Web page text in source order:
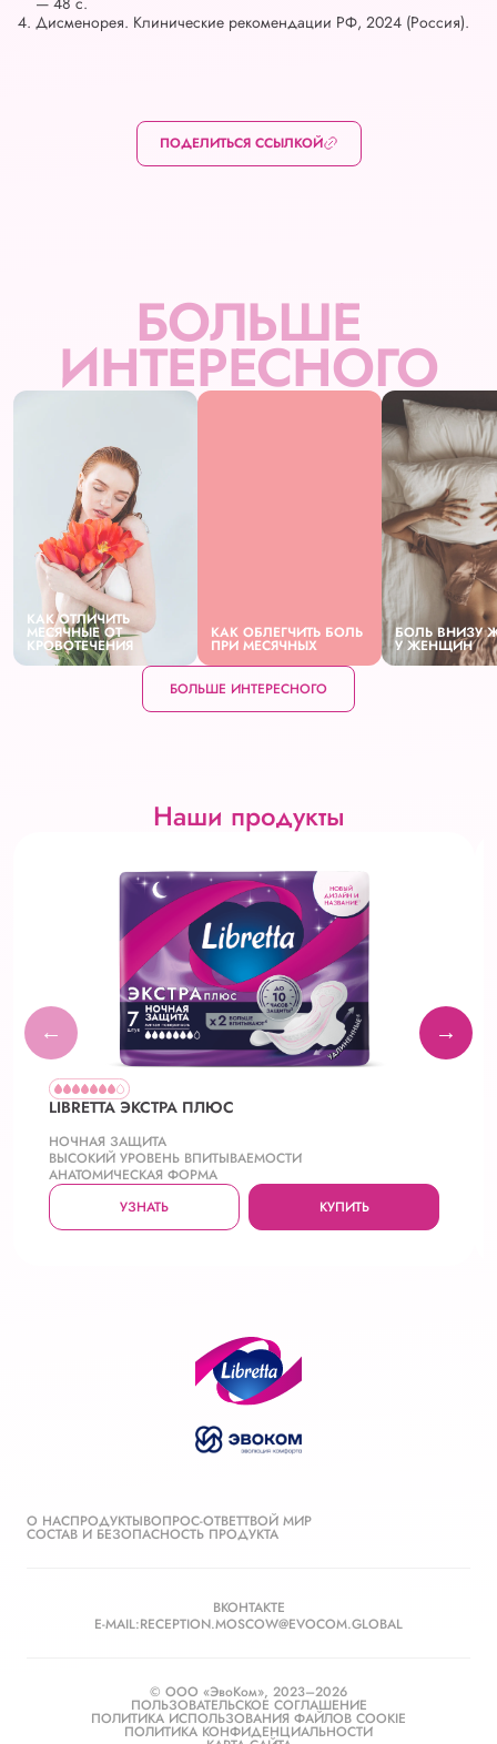
Дисменорея. Клинические рекомендации РФ, 2024 (Россия).
ПОДЕЛИТЬСЯ ССЫЛКОЙ
БОЛЬШЕ
ИНТЕРЕСНОГО
КАК ОТЛИЧИТЬ
МЕСЯЧНЫЕ ОТ
КРОВОТЕЧЕНИЯ
КАК ОБЛЕГЧИТЬ БОЛЬ
ПРИ МЕСЯЧНЫХ
БОЛЬ ВНИЗУ
У ЖЕНЩИН
БОЛЬШЕ ИНТЕРЕСНОГО
Наши продукты
LIBRETTA ЭКСТРА ПЛЮС
НОЧНАЯ ЗАЩИТА
ВЫСОКИЙ УРОВЕНЬ ВПИТЫВАЕМОСТИ
АНАТОМИЧЕСКАЯ ФОРМА
УЗНАТЬ
КУПИТЬ
← →
О НАСПРОДУКТЫВОПРОС-ОТВЕТТВОЙ МИР
СОСТАВ И БЕЗОПАСНОСТЬ ПРОДУКТА
ВКОНТАКТЕ
E-MAIL:RECEPTION.MOSCOW@EVOCOM.GLOBAL
© ООО «ЭвоКом», 2023–2026
ПОЛЬЗОВАТЕЛЬСКОЕ СОГЛАШЕНИЕ
ПОЛИТИКА ИСПОЛЬЗОВАНИЯ ФАЙЛОВ COOKIE
ПОЛИТИКА КОНФИДЕНЦИАЛЬНОСТИ